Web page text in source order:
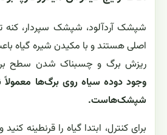
شپشک آردآلود، شپشک سپردار، کنه
اصلی هستند و با مکیدن شیره گیاه
ریزش برگ و چسبناک شدن سطح
وجود دوده سیاه روی برگ‌ها
شپشک‌هاست.
برای کنترل، ابتدا گیاه را قرنطینه